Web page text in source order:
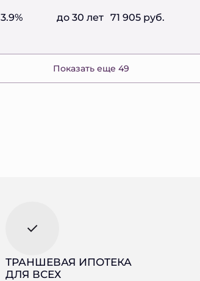
3.9% до 30 лет 71 905 руб.
Показать еще 49
ТРАНШЕВАЯ ИПОТЕКА
ДЛЯ ВСЕХ